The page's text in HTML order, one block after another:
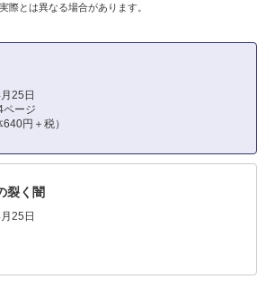
際とは異なる場合があります。
25日
ページ
円＋税）
裂く闇
25日